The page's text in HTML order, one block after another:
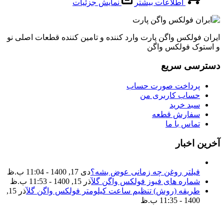
اطلاعات بیشتر نمایش جزئیات
ایران فولکس واگن پارت وارد کننده و تامین کننده قطعات اصلی نو
و استوک فولکس واگن
دسترسی سریع
پرداخت صورت حساب
حساب کاربری من
سبد خرید
سفارش قطعه
تماس با ما
آخرین اخبار
فیلتر روغن چه زمانی عوض بشه؟دی 17, 1400 - 11:04 ب.ظ
شماره های فیوز فولکس واگن گلآذر 15, 1400 - 11:53 ب.ظ
طریقه (روش) تنظیم ساعت کیلومتر فولکس واگن گل
آذر 15,
1400 - 11:35 ب.ظ